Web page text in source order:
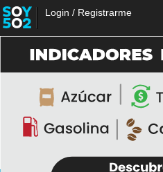
Login / Registrarme